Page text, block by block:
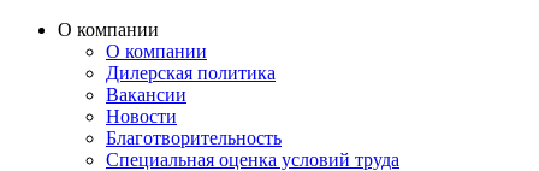
О компании
О компании
Дилерская политика
Вакансии
Новости
Благотворительность
Специальная оценка условий труда